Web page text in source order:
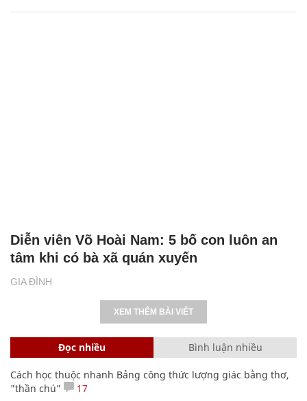
GIA ĐÌNH
Diễn viên Võ Hoài Nam: 5 bố con luôn an
tâm khi có bà xã quán xuyến
XEM THÊM BÀI VIẾT
Đọc nhiều Bình luận nhiều
Cách học thuộc nhanh Bảng công thức lượng giác bằng thơ,
"thần chú"
17